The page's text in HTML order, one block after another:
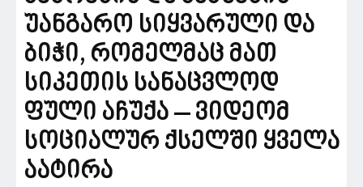
უანგარო სიყვარული და
ბიჭი, რომელმაც მათ
სიკეთის სანაცვლოდ
ფული აჩუქა – ვიდეომ
სოციალურ ქსელში ყველა
აატირა